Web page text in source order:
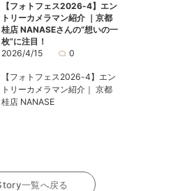
【フォトフェス2026-4】エン
トリーカメラマン紹介 ｜京都
桂店 NANASEさんの“想いの一
枚”に注目！
2026/4/15
0
【フォトフェス2026-4】エン
トリーカメラマン紹介｜ 京都
桂店 NANASE
一覧へ戻る